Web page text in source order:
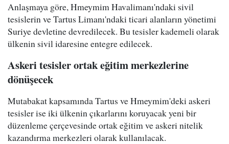
Anlaşmaya göre, Hmeymim Havalimanı'ndaki sivil
tesislerin ve Tartus Limanı'ndaki ticari alanların yönetimi
Suriye devletine devredilecek. Bu tesisler kademeli olarak
ülkenin sivil idaresine entegre edilecek.
Askeri tesisler ortak eğitim merkezlerine
dönüşecek
Mutabakat kapsamında Tartus ve Hmeymim'deki askeri
tesisler ise iki ülkenin çıkarlarını koruyacak yeni bir
düzenleme çerçevesinde ortak eğitim ve askeri nitelik
kazandırma merkezleri olarak kullanılacak.